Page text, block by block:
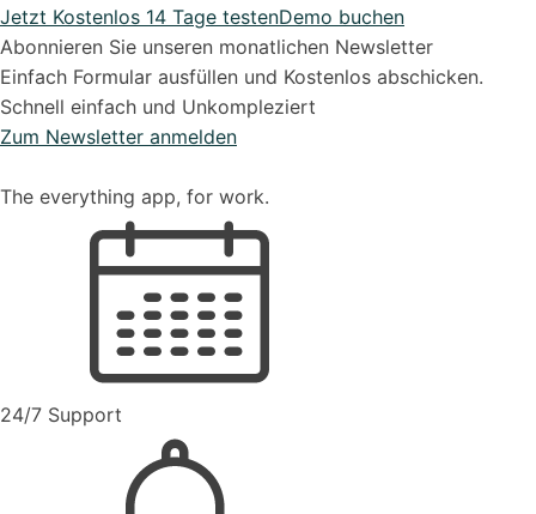
Jetzt Kostenlos 14 Tage testenDemo buchen
Abonnieren Sie unseren monatlichen Newsletter
Einfach Formular ausfüllen und Kostenlos abschicken.
Schnell einfach und Unkompleziert
Zum Newsletter anmelden
The everything app, for work.
24/7 Support